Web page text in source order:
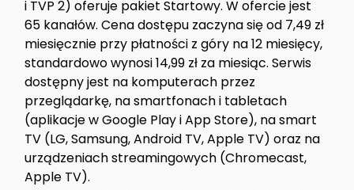
i TVP 2) oferuje pakiet Startowy. W ofercie jest
65 kanałów. Cena dostępu zaczyna się od 7,49 zł
miesięcznie przy płatności z góry na 12 miesięcy,
standardowo wynosi 14,99 zł za miesiąc. Serwis
dostępny jest na komputerach przez
przeglądarkę, na smartfonach i tabletach
(aplikacje w Google Play i App Store), na smart
TV (LG, Samsung, Android TV, Apple TV) oraz na
urządzeniach streamingowych (Chromecast,
Apple TV).